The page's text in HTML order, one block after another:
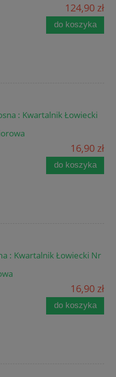
124,90 zł
do koszyka
: Kwartalnik Łowiecki
16,90 zł
do koszyka
: Kwartalnik Łowiecki Nr
16,90 zł
do koszyka